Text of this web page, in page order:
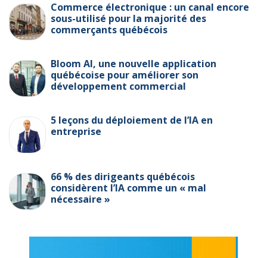
Commerce électronique : un canal encore
sous-utilisé pour la majorité des
commerçants québécois
Bloom AI, une nouvelle application
québécoise pour améliorer son
développement commercial
5 leçons du déploiement de l’IA en
entreprise
66 % des dirigeants québécois
considèrent l’IA comme un « mal
nécessaire »